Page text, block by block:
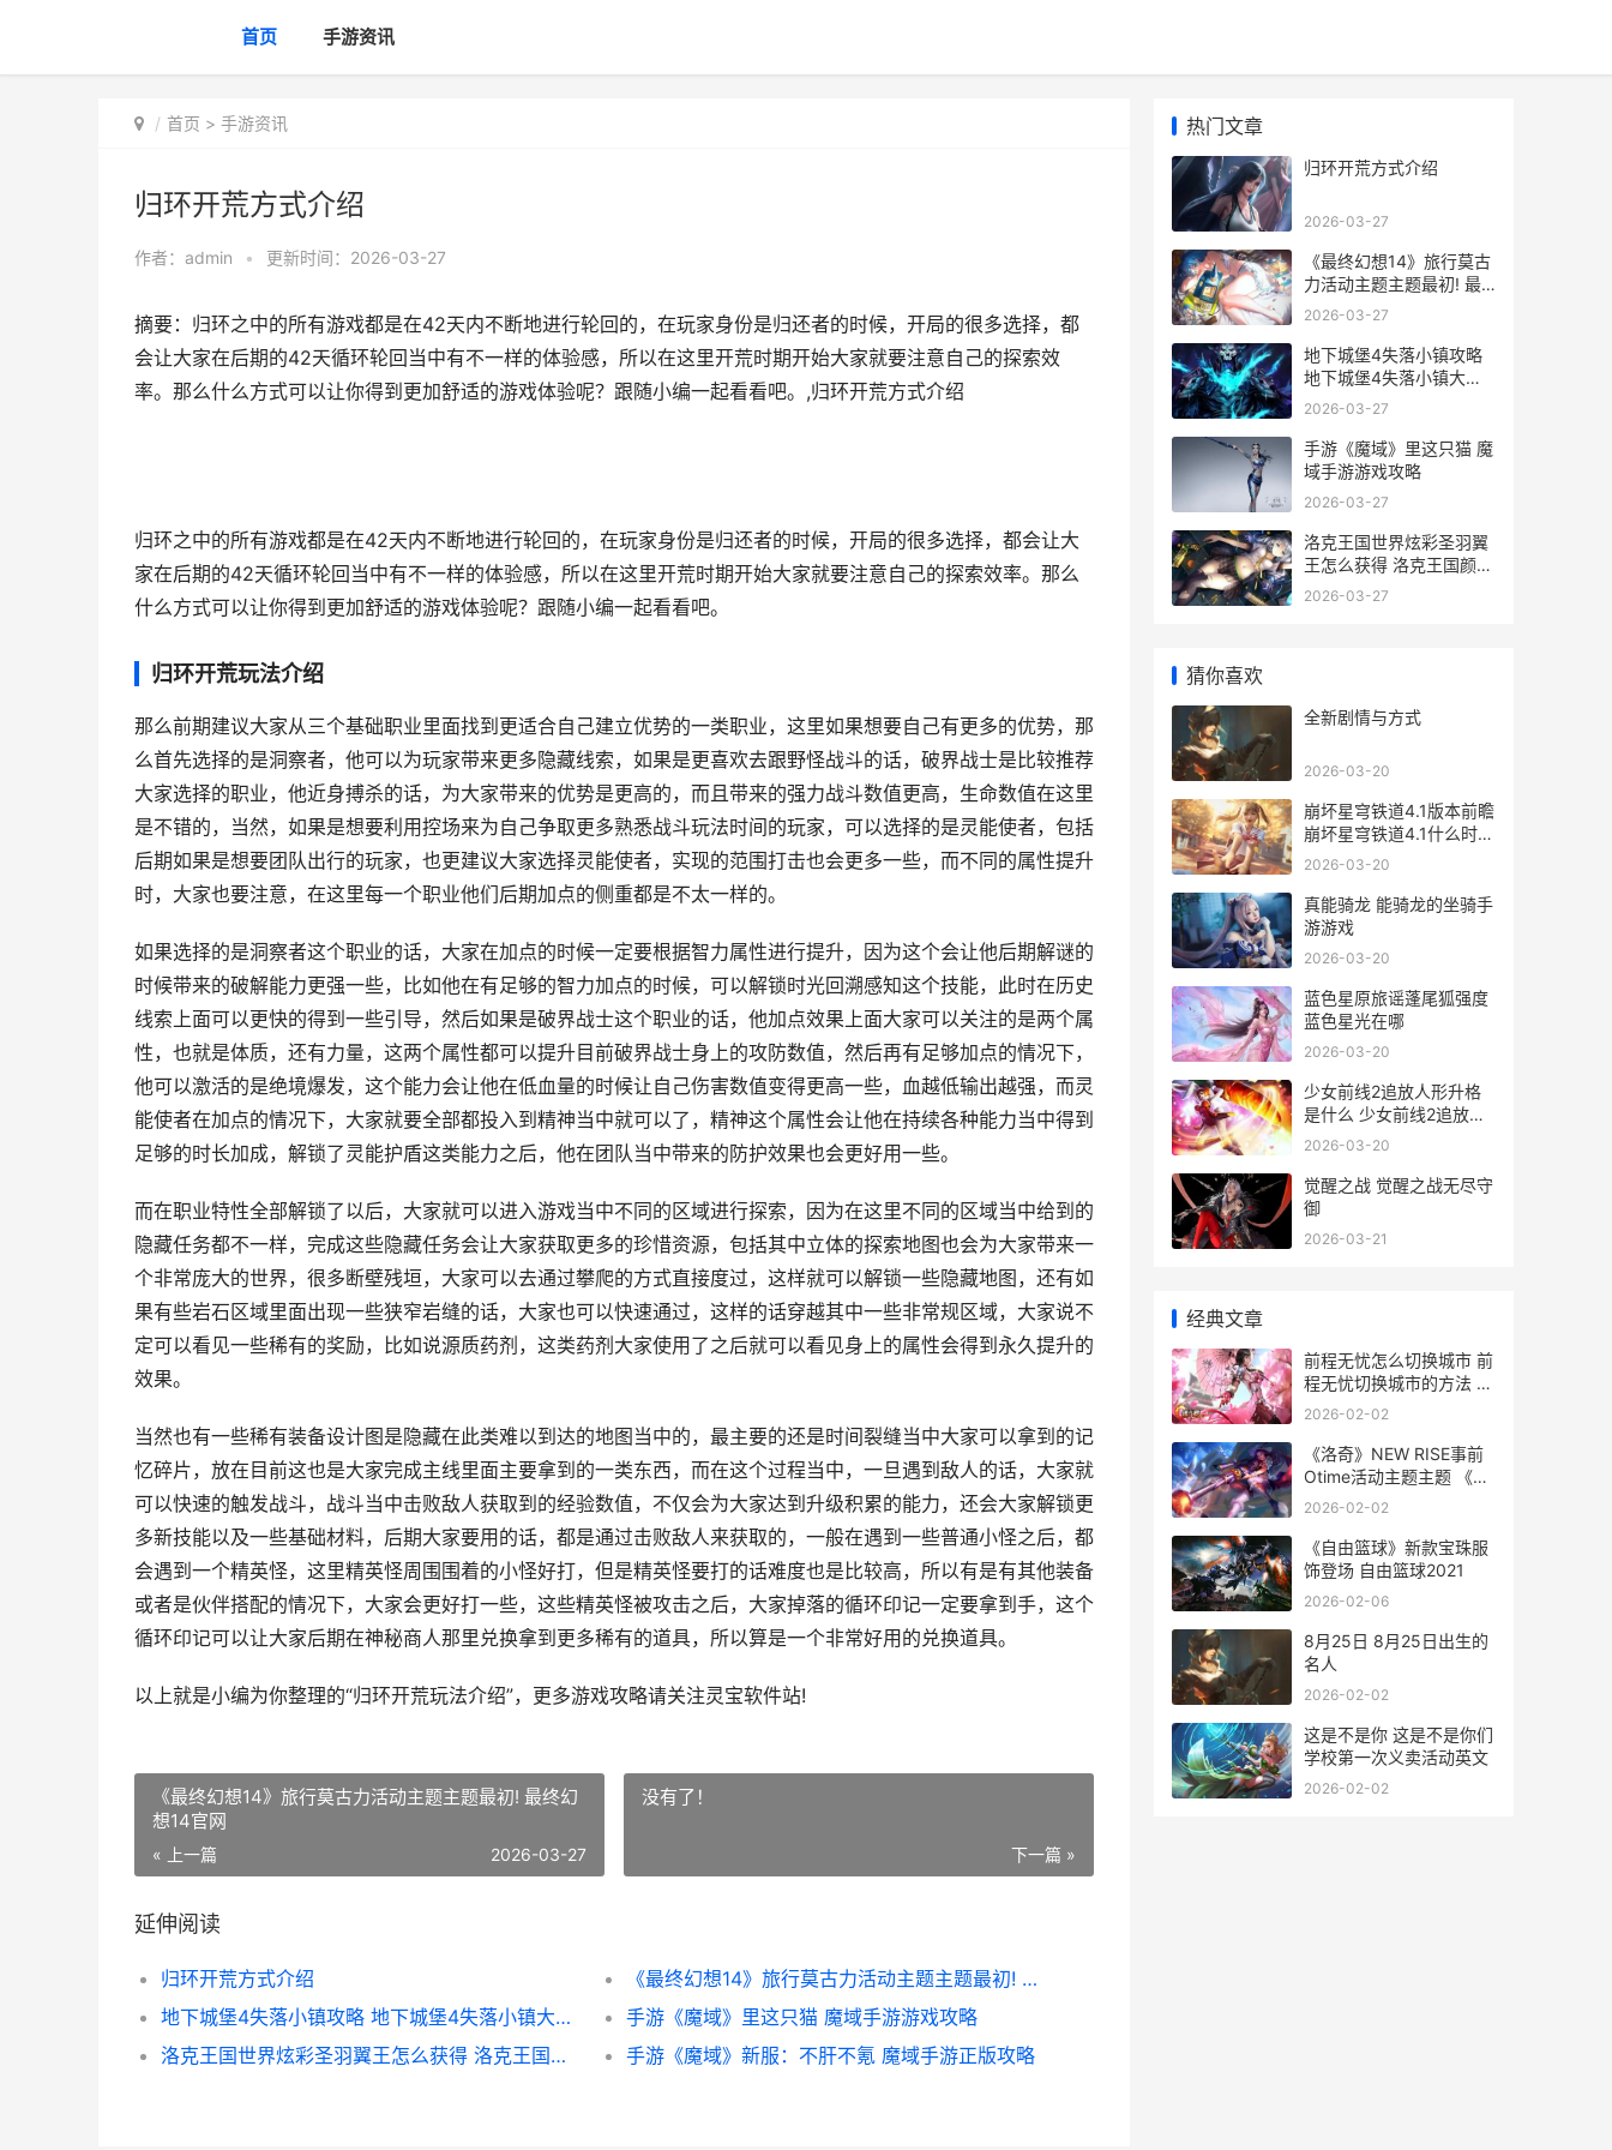
首页 手游资讯
首页 > 手游资讯
归环开荒方式介绍
作者： admin • 更新时间：2026-03-27
摘要：归环之中的所有游戏都是在42天内不断地进行轮回的，在玩家身份是归还者的时候，开局的很多选择，都
会让大家在后期的42天循环轮回当中有不一样的体验感，所以在这里开荒时期开始大家就要注意自己的探索效
率。那么什么方式可以让你得到更加舒适的游戏体验呢？跟随小编一起看看吧。,归环开荒方式介绍
归环之中的所有游戏都是在42天内不断地进行轮回的，在玩家身份是归还者的时候，开局的很多选择，都会让大
家在后期的42天循环轮回当中有不一样的体验感，所以在这里开荒时期开始大家就要注意自己的探索效率。那么
什么方式可以让你得到更加舒适的游戏体验呢？跟随小编一起看看吧。
归环开荒玩法介绍
那么前期建议大家从三个基础职业里面找到更适合自己建立优势的一类职业，这里如果想要自己有更多的优势，那
么首先选择的是洞察者，他可以为玩家带来更多隐藏线索，如果是更喜欢去跟野怪战斗的话，破界战士是比较推荐
大家选择的职业，他近身搏杀的话，为大家带来的优势是更高的，而且带来的强力战斗数值更高，生命数值在这里
是不错的，当然，如果是想要利用控场来为自己争取更多熟悉战斗玩法时间的玩家，可以选择的是灵能使者，包括
后期如果是想要团队出行的玩家，也更建议大家选择灵能使者，实现的范围打击也会更多一些，而不同的属性提升
时，大家也要注意，在这里每一个职业他们后期加点的侧重都是不太一样的。
如果选择的是洞察者这个职业的话，大家在加点的时候一定要根据智力属性进行提升，因为这个会让他后期解谜的
时候带来的破解能力更强一些，比如他在有足够的智力加点的时候，可以解锁时光回溯感知这个技能，此时在历史
线索上面可以更快的得到一些引导，然后如果是破界战士这个职业的话，他加点效果上面大家可以关注的是两个属
性，也就是体质，还有力量，这两个属性都可以提升目前破界战士身上的攻防数值，然后再有足够加点的情况下，
他可以激活的是绝境爆发，这个能力会让他在低血量的时候让自己伤害数值变得更高一些，血越低输出越强，而灵
能使者在加点的情况下，大家就要全部都投入到精神当中就可以了，精神这个属性会让他在持续各种能力当中得到
足够的时长加成，解锁了灵能护盾这类能力之后，他在团队当中带来的防护效果也会更好用一些。
而在职业特性全部解锁了以后，大家就可以进入游戏当中不同的区域进行探索，因为在这里不同的区域当中给到的
隐藏任务都不一样，完成这些隐藏任务会让大家获取更多的珍惜资源，包括其中立体的探索地图也会为大家带来一
个非常庞大的世界，很多断壁残垣，大家可以去通过攀爬的方式直接度过，这样就可以解锁一些隐藏地图，还有如
果有些岩石区域里面出现一些狭窄岩缝的话，大家也可以快速通过，这样的话穿越其中一些非常规区域，大家说不
定可以看见一些稀有的奖励，比如说源质药剂，这类药剂大家使用了之后就可以看见身上的属性会得到永久提升的
效果。
当然也有一些稀有装备设计图是隐藏在此类难以到达的地图当中的，最主要的还是时间裂缝当中大家可以拿到的记
忆碎片，放在目前这也是大家完成主线里面主要拿到的一类东西，而在这个过程当中，一旦遇到敌人的话，大家就
可以快速的触发战斗，战斗当中击败敌人获取到的经验数值，不仅会为大家达到升级积累的能力，还会大家解锁更
多新技能以及一些基础材料，后期大家要用的话，都是通过击败敌人来获取的，一般在遇到一些普通小怪之后，都
会遇到一个精英怪，这里精英怪周围围着的小怪好打，但是精英怪要打的话难度也是比较高，所以有是有其他装备
或者是伙伴搭配的情况下，大家会更好打一些，这些精英怪被攻击之后，大家掉落的循环印记一定要拿到手，这个
循环印记可以让大家后期在神秘商人那里兑换拿到更多稀有的道具，所以算是一个非常好用的兑换道具。
以上就是小编为你整理的“归环开荒玩法介绍”，更多游戏攻略请关注灵宝软件站!
《最终幻想14》旅行莫古力活动主题主题最初! 最终幻
想14官网
« 上一篇 2026-03-27
没有了！
下一篇 »
延伸阅读
归环开荒方式介绍
《最终幻想14》旅行莫古力活动主题主题最初! 最终幻想14官网
地下城堡4失落小镇攻略 地下城堡4失落小镇大门开启条件
手游《魔域》里这只猫 魔域手游游戏攻略
洛克王国世界炫彩圣羽翼王怎么获得 洛克王国颜值最高的炫装
手游《魔域》新服：不肝不氪 魔域手游正版攻略
热门文章
归环开荒方式介绍
2026-03-27
《最终幻想14》旅行莫古
力活动主题主题最初! 最
终幻想14官网
2026-03-27
地下城堡4失落小镇攻略
地下城堡4失落小镇大门
开启条件
2026-03-27
手游《魔域》里这只猫 魔
域手游游戏攻略
2026-03-27
洛克王国世界炫彩圣羽翼
王怎么获得 洛克王国颜值
最高的炫装
2026-03-27
猜你喜欢
全新剧情与方式
2026-03-20
崩坏星穹铁道4.1版本前瞻
崩坏星穹铁道4.1什么时候
上线
2026-03-20
真能骑龙 能骑龙的坐骑手
游游戏
2026-03-20
蓝色星原旅谣蓬尾狐强度
蓝色星光在哪
2026-03-20
少女前线2追放人形升格
是什么 少女前线2追放下
载
2026-03-20
觉醒之战 觉醒之战无尽守
御
2026-03-21
经典文章
前程无忧怎么切换城市 前
程无忧切换城市的方法 前
程无忧app怎么切换简历
2026-02-02
《洛奇》NEW RISE事前
Otime活动主题主题 《洛
奇》续集
2026-02-02
《自由篮球》新款宝珠服
饰登场 自由篮球2021
2026-02-06
8月25日 8月25日出生的
名人
2026-02-02
这是不是你 这是不是你们
学校第一次义卖活动英文
2026-02-02